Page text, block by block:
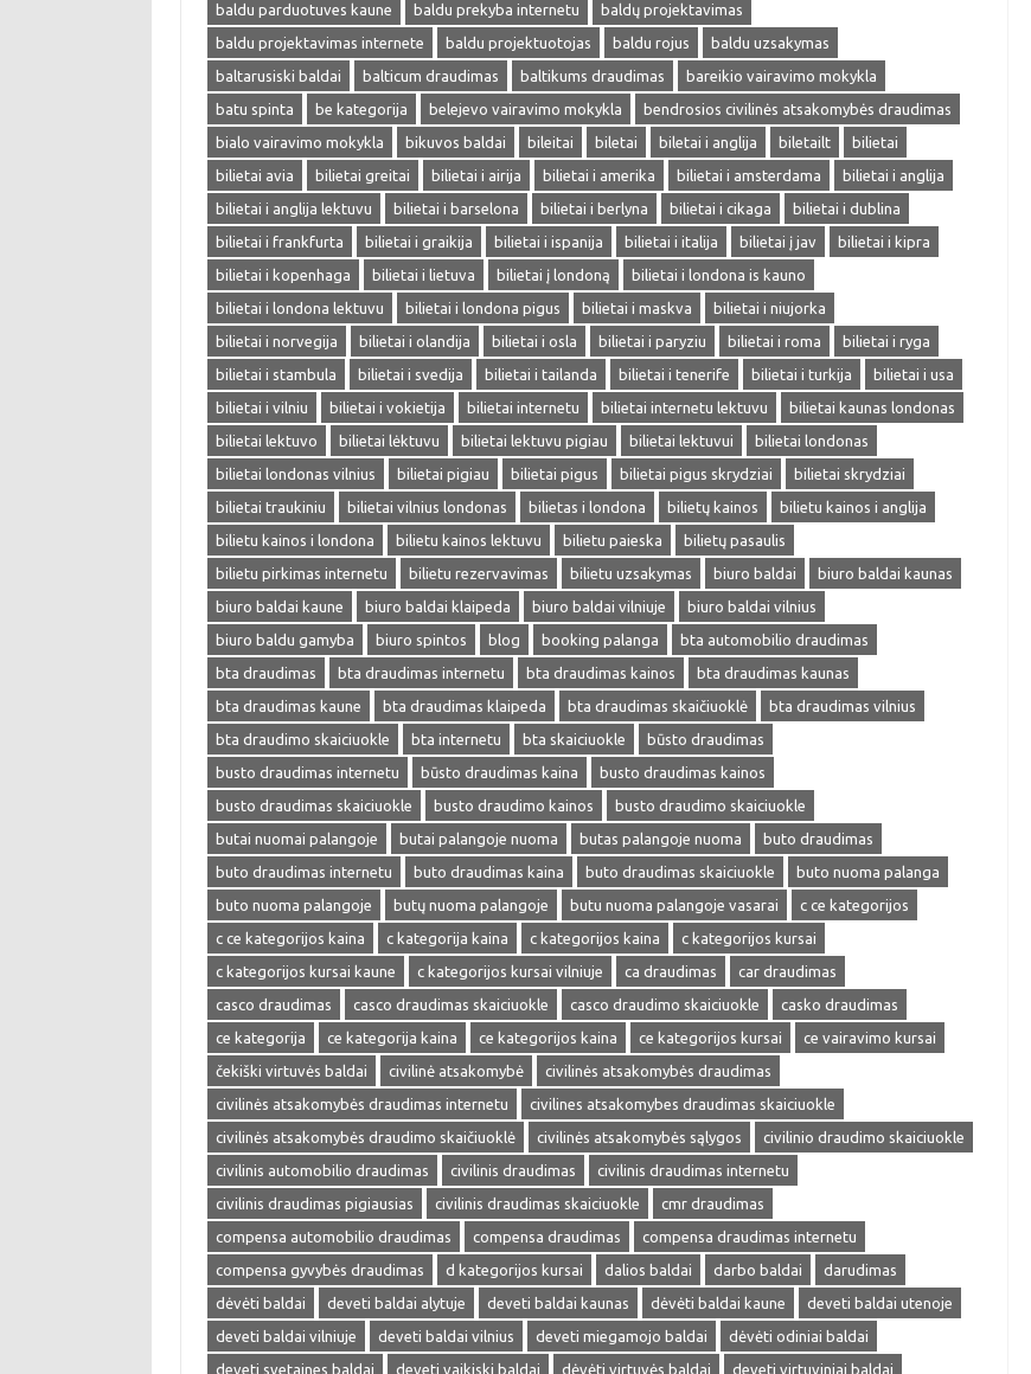
baldu parduotuves kaune
baldu prekyba internetu
baldų projektavimas
baldu projektavimas internete
baldu projektuotojas baldu rojus
baldu uzsakymas
baltarusiski baldai
balticum draudimas baltikums draudimas
bareikio vairavimo mokykla
batu spinta
be kategorija belejevo vairavimo mokykla
bendrosios civilinės atsakomybės draudimas
bialo vairavimo mokykla
bikuvos baldai bileitai biletai biletai i anglija biletailt
bilietai
bilietai avia
bilietai greitai bilietai i airija bilietai i amerika bilietai i amsterdama
bilietai i anglija
bilietai i anglija lektuvu
bilietai i barselona bilietai i berlyna bilietai i cikaga
bilietai i dublina
bilietai i frankfurta
bilietai i graikija bilietai i ispanija bilietai i italija bilietai į jav
bilietai i kipra
bilietai i kopenhaga
bilietai i lietuva bilietai į londoną
bilietai i londona is kauno
bilietai i londona lektuvu
bilietai i londona pigus bilietai i maskva
bilietai i niujorka
bilietai i norvegija
bilietai i olandija bilietai i osla bilietai i paryziu bilietai i roma
bilietai i ryga
bilietai i stambula
bilietai i svedija bilietai i tailanda bilietai i tenerife bilietai i turkija
bilietai i usa
bilietai i vilniu
bilietai i vokietija bilietai internetu bilietai internetu lektuvu
bilietai kaunas londonas
bilietai lektuvo
bilietai lėktuvu bilietai lektuvu pigiau bilietai lektuvui
bilietai londonas
bilietai londonas vilnius
bilietai pigiau bilietai pigus bilietai pigus skrydziai
bilietai skrydziai
bilietai traukiniu
bilietai vilnius londonas bilietas i londona bilietų kainos
bilietu kainos i anglija
bilietu kainos i londona
bilietu kainos lektuvu bilietu paieska
bilietų pasaulis
bilietu pirkimas internetu
bilietu rezervavimas bilietu uzsakymas biuro baldai
biuro baldai kaunas
biuro baldai kaune
biuro baldai klaipeda biuro baldai vilniuje
biuro baldai vilnius
biuro baldu gamyba
biuro spintos blog booking palanga
bta automobilio draudimas
bta draudimas
bta draudimas internetu bta draudimas kainos
bta draudimas kaunas
bta draudimas kaune
bta draudimas klaipeda bta draudimas skaičiuoklė
bta draudimas vilnius
bta draudimo skaiciuokle
bta internetu bta skaiciuokle
būsto draudimas
busto draudimas internetu
būsto draudimas kaina
busto draudimas kainos
busto draudimas skaiciuokle
busto draudimo kainos
busto draudimo skaiciuokle
butai nuomai palangoje
butai palangoje nuoma butas palangoje nuoma
buto draudimas
buto draudimas internetu
buto draudimas kaina buto draudimas skaiciuokle
buto nuoma palanga
buto nuoma palangoje
butų nuoma palangoje butu nuoma palangoje vasarai
c ce kategorijos
c ce kategorijos kaina
c kategorija kaina c kategorijos kaina
c kategorijos kursai
c kategorijos kursai kaune
c kategorijos kursai vilniuje ca draudimas
car draudimas
casco draudimas
casco draudimas skaiciuokle casco draudimo skaiciuokle
casko draudimas
ce kategorija
ce kategorija kaina ce kategorijos kaina ce kategorijos kursai
ce vairavimo kursai
čekiški virtuvės baldai
civilinė atsakomybė
civilinės atsakomybės draudimas
civilinės atsakomybės draudimas internetu
civilines atsakomybes draudimas skaiciuokle
civilinės atsakomybės draudimo skaičiuoklė
civilinės atsakomybės sąlygos
civilinio draudimo skaiciuokle
civilinis automobilio draudimas
civilinis draudimas
civilinis draudimas internetu
civilinis draudimas pigiausias
civilinis draudimas skaiciuokle
cmr draudimas
compensa automobilio draudimas
compensa draudimas
compensa draudimas internetu
compensa gyvybės draudimas
d kategorijos kursai dalios baldai darbo baldai
darudimas
dėvėti baldai
deveti baldai alytuje deveti baldai kaunas dėvėti baldai kaune
deveti baldai utenoje
deveti baldai vilniuje
deveti baldai vilnius deveti miegamojo baldai
dėvėti odiniai baldai
deveti svetaines baldai
deveti vaikiski baldai dėvėti virtuvės baldai deveti virtuviniai baldai